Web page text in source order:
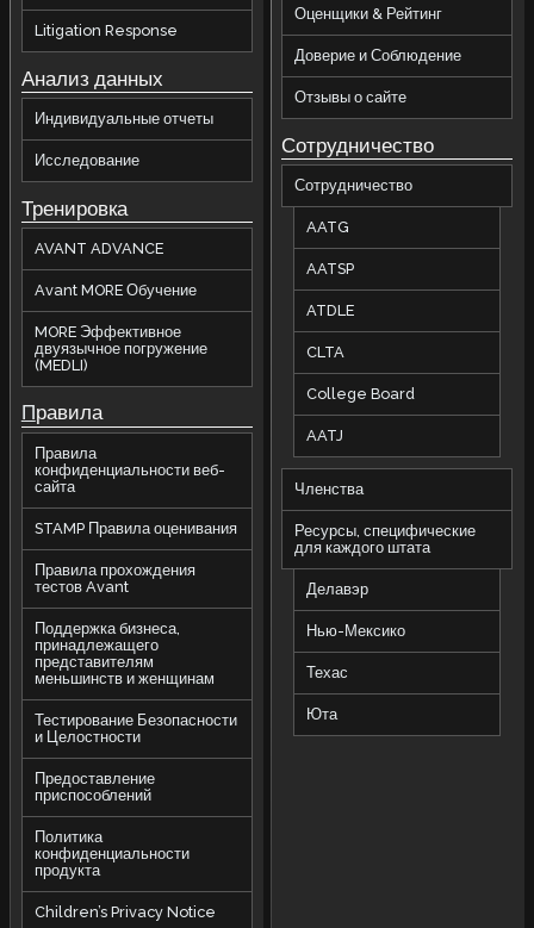
Litigation Response
Анализ данных
Индивидуальные отчеты
Исследование
Тренировка
AVANT ADVANCE
Avant MORE Обучение
MORE Эффективное
двуязычное погружение
(MEDLI)
Правила
Правила
конфиденциальности веб-
сайта
STAMP Правила оценивания
Правила прохождения
тестов Avant
Поддержка бизнеса,
принадлежащего
представителям
меньшинств и женщинам
Тестирование Безопасности
и Целостности
Предоставление
приспособлений
Политика
конфиденциальности
продукта
Children’s Privacy Notice
Оценщики & Рейтинг
Доверие и Соблюдение
Отзывы о сайте
Сотрудничество
Сотрудничество
AATG
AATSP
ATDLE
CLTA
College Board
AATJ
Членства
Ресурсы, специфические
для каждого штата
Делавэр
Нью-Мексико
Техас
Юта